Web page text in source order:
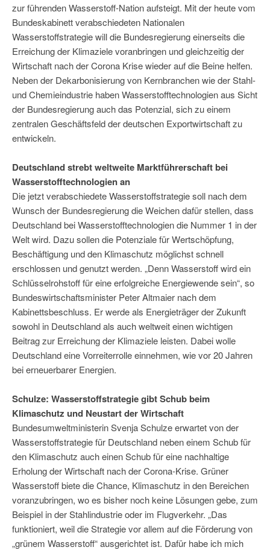
zur führenden Wasserstoff-Nation aufsteigt. Mit der heute vom
Bundeskabinett verabschiedeten Nationalen
Wasserstoffstrategie will die Bundesregierung einerseits die
Erreichung der Klimaziele voranbringen und gleichzeitig der
Wirtschaft nach der Corona Krise wieder auf die Beine helfen.
Neben der Dekarbonisierung von Kernbranchen wie der Stahl-
und Chemieindustrie haben Wasserstofftechnologien aus Sicht
der Bundesregierung auch das Potenzial, sich zu einem
zentralen Geschäftsfeld der deutschen Exportwirtschaft zu
entwickeln.
Deutschland strebt weltweite Marktführerschaft bei
Wasserstofftechnologien an
Die jetzt verabschiedete Wasserstoffstrategie soll nach dem
Wunsch der Bundesregierung die Weichen dafür stellen, dass
Deutschland bei Wasserstofftechnologien die Nummer 1 in der
Welt wird. Dazu sollen die Potenziale für Wertschöpfung,
Beschäftigung und den Klimaschutz möglichst schnell
erschlossen und genutzt werden. „Denn Wasserstoff wird ein
Schlüsselrohstoff für eine erfolgreiche Energiewende sein“, so
Bundeswirtschaftsminister Peter Altmaier nach dem
Kabinettsbeschluss. Er werde als Energieträger der Zukunft
sowohl in Deutschland als auch weltweit einen wichtigen
Beitrag zur Erreichung der Klimaziele leisten. Dabei wolle
Deutschland eine Vorreiterrolle einnehmen, wie vor 20 Jahren
bei erneuerbarer Energien.
Schulze: Wasserstoffstrategie gibt Schub beim
Klimaschutz und Neustart der Wirtschaft
Bundesumweltministerin Svenja Schulze erwartet von der
Wasserstoffstrategie für Deutschland neben einem Schub für
den Klimaschutz auch einen Schub für eine nachhaltige
Erholung der Wirtschaft nach der Corona-Krise. Grüner
Wasserstoff biete die Chance, Klimaschutz in den Bereichen
voranzubringen, wo es bisher noch keine Lösungen gebe, zum
Beispiel in der Stahlindustrie oder im Flugverkehr. „Das
funktioniert, weil die Strategie vor allem auf die Förderung von
„grünem Wasserstoff“ ausgerichtet ist. Dafür habe ich mich